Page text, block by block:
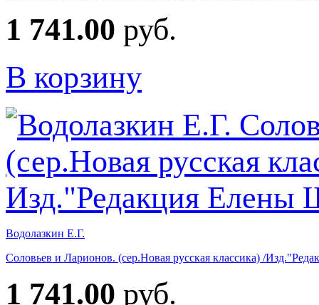
1 741.00 руб.
В корзину
Водолазкин Е.Г.
Соловьев и Ларионов. (сер.Новая русская классика) /
1 741.00 руб.